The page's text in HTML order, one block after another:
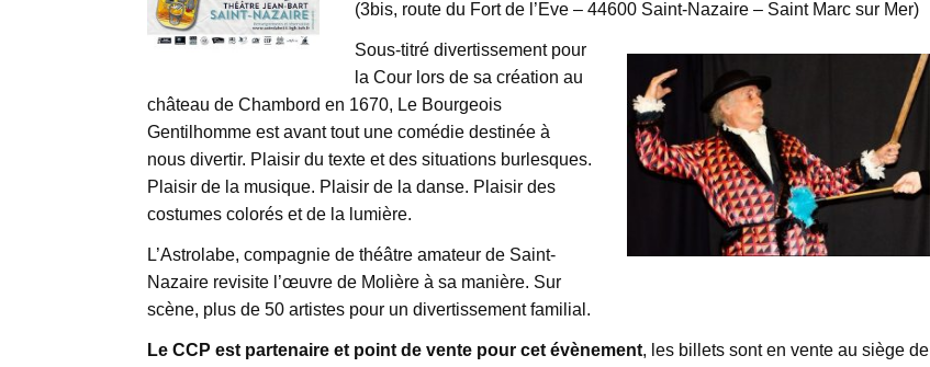
(3bis, route du Fort de l’Eve – 44600 Saint-Nazaire – Saint Marc sur Mer)
Sous-titré divertissement pour
la Cour lors de sa création au
château de Chambord en 1670, Le Bourgeois
Gentilhomme est avant tout une comédie destinée à
nous divertir. Plaisir du texte et des situations burlesques.
Plaisir de la musique. Plaisir de la danse. Plaisir des
costumes colorés et de la lumière.
L’Astrolabe, compagnie de théâtre amateur de Saint-
Nazaire revisite l’œuvre de Molière à sa manière. Sur
scène, plus de 50 artistes pour un divertissement familial.
Le CCP est partenaire et point de vente pour cet évènement, les billets sont en vente au siège de